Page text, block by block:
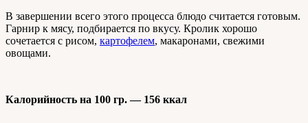
В завершении всего этого процесса блюдо считается готовым.
Гарнир к мясу, подбирается по вкусу. Кролик хорошо
сочетается с рисом, картофелем, макаронами, свежими
овощами.
Калорийность на 100 гр. — 156 ккал